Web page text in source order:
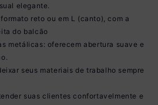
elegante.
reto ou em L (canto), com a
do balcão
metálicas: oferecem abertura suave e
seus materiais de trabalho sempre
suas clientes confortavelmente e